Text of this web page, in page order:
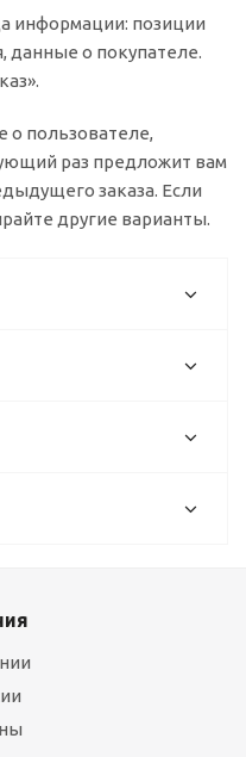
информации: позиции
данные о покупателе.
о пользователе,
раз предложит вам
заказа. Если
другие варианты.